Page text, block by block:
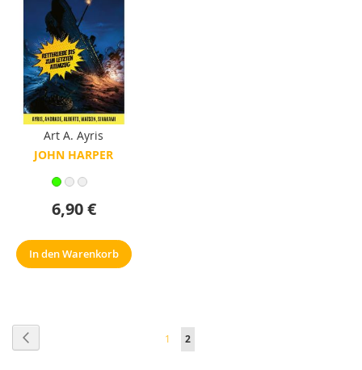
Art A. Ayris
JOHN HARPER
6,90 €
In den Warenkorb
Seite
Seite
1
Sie
2